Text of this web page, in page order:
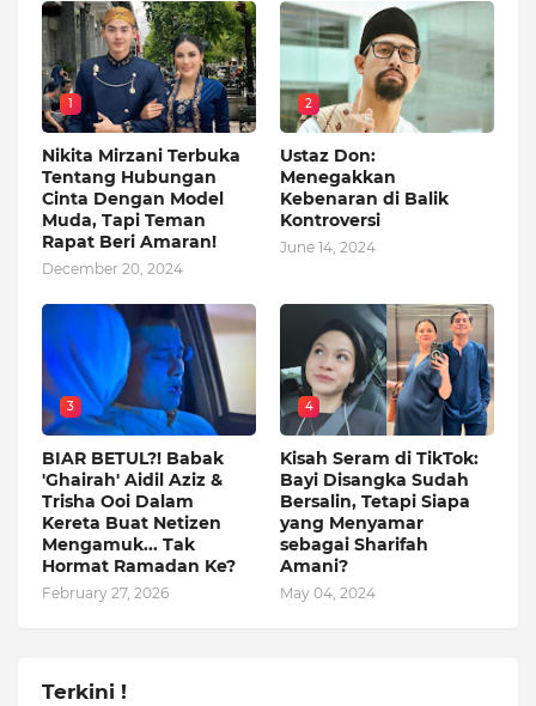
1
Nikita Mirzani Terbuka
Tentang Hubungan
Cinta Dengan Model
Muda, Tapi Teman
Rapat Beri Amaran!
December 20, 2024
2
Ustaz Don:
Menegakkan
Kebenaran di Balik
Kontroversi
June 14, 2024
3
BIAR BETUL?! Babak
'Ghairah' Aidil Aziz &
Trisha Ooi Dalam
Kereta Buat Netizen
Mengamuk... Tak
Hormat Ramadan Ke?
February 27, 2026
4
Kisah Seram di TikTok:
Bayi Disangka Sudah
Bersalin, Tetapi Siapa
yang Menyamar
sebagai Sharifah
Amani?
May 04, 2024
Terkini !